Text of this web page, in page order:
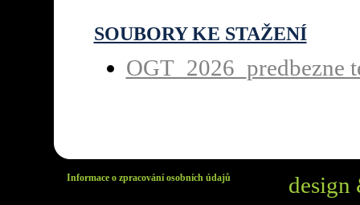
SOUBORY KE STAŽENÍ
OGT_2026_predbezne
Informace o zpracování osobních údajů